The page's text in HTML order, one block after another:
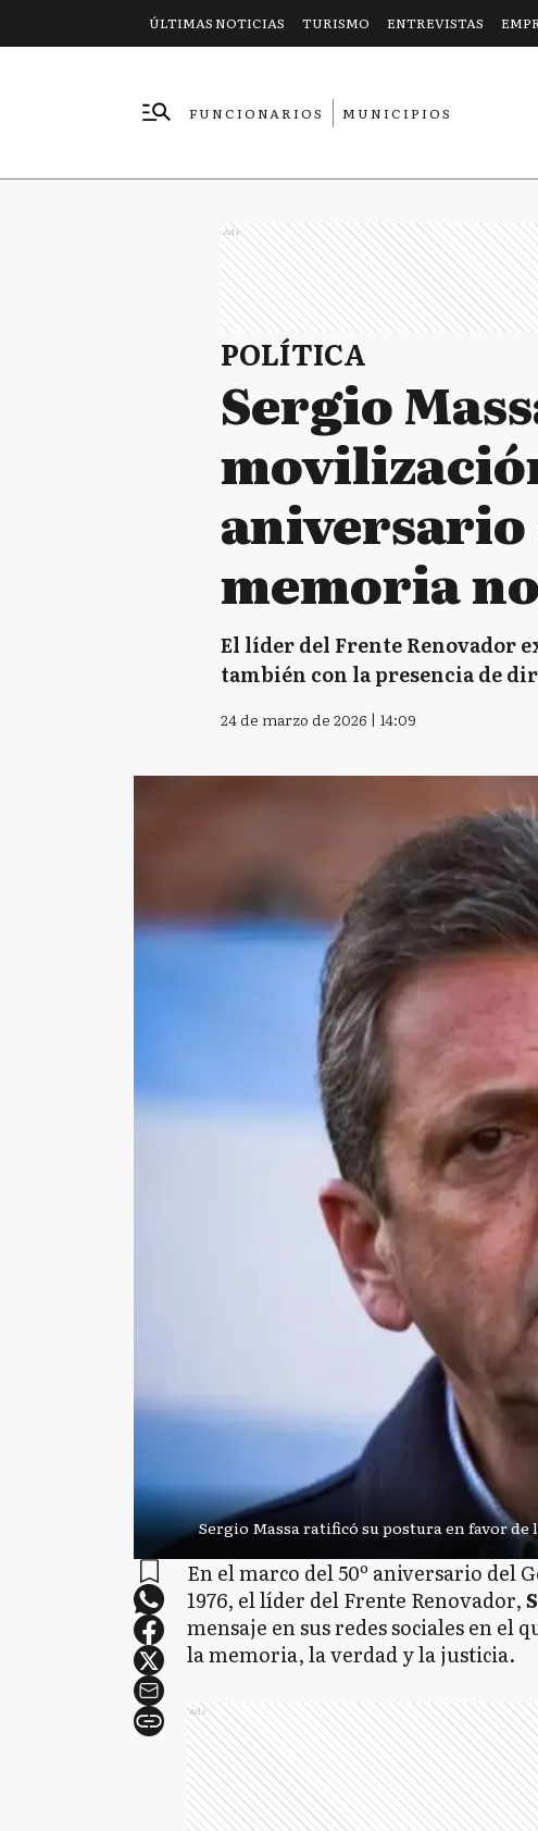
ÚLTIMAS NOTICIAS TURISMO ENTREVISTAS
FUNCIONARIOS
MUNICIPIOS
Ads
POLÍTICA
Sergio
aniversario
memoria
El líder del Frente Renovador
también con la presencia de
24 de marzo de 2026 | 14:09
Sergio Massa ratificó su postura en favor
En el marco del 50º aniversario del
1976, el líder del Frente Renovador,
mensaje en sus redes sociales en el
la memoria, la verdad y la justicia.
Ads